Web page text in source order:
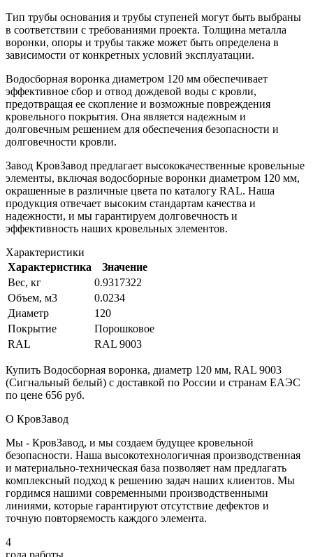
Тип трубы основания и трубы ступеней могут быть выбраны
в соответствии с требованиями проекта. Толщина металла
воронки, опоры и трубы также может быть определена в
зависимости от конкретных условий эксплуатации.
Водосборная воронка диаметром 120 мм обеспечивает
эффективное сбор и отвод дождевой воды с кровли,
предотвращая ее скопление и возможные повреждения
кровельного покрытия. Она является надежным и
долговечным решением для обеспечения безопасности и
долговечности кровли.
Завод КровЗавод предлагает высококачественные кровельные
элементы, включая водосборные воронки диаметром 120 мм,
окрашенные в различные цвета по каталогу RAL. Наша
продукция отвечает высоким стандартам качества и
надежности, и мы гарантируем долговечность и
эффективность наших кровельных элементов.
Характеристики
Характеристика
Значение
Вес, кг
0.9317322
Объем, м3
0.0234
Диаметр
120
Покрытие
Порошковое
RAL
RAL 9003
Купить Водосборная воронка, диаметр 120 мм, RAL 9003
(Сигнальный белый) с доставкой по России и странам ЕАЭС
по цене 656 руб.
О КровЗавод
Мы - КровЗавод, и мы создаем будущее кровельной
безопасности. Наша высокотехнологичная производственная
и материально-техническая база позволяет нам предлагать
комплексный подход к решению задач наших клиентов. Мы
гордимся нашими современными производственными
линиями, которые гарантируют отсутствие дефектов и
точную повторяемость каждого элемента.
4
года работы